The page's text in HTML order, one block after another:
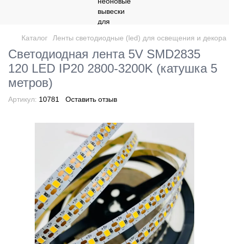
Каталог Ленты светодиодные (led) для освещения и
Светодиодная лента 5V SMD2835
120 LED IP20 2800-3200K (катушка 5
метров)
Артикул: 10781 Оставить отзыв